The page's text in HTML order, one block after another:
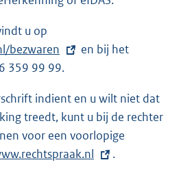
u op
x
t
r
n
e
l
bezwaren
en bij het
359 99 99.
indient en u wilt niet dat
treedt, kunt u bij de rechter
voor een voorlopige
.